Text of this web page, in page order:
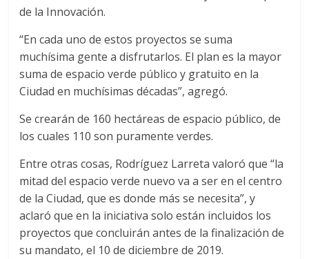
de la Innovación.
“En cada uno de estos proyectos se suma
muchísima gente a disfrutarlos. El plan es la mayor
suma de espacio verde público y gratuito en la
Ciudad en muchísimas décadas”, agregó.
Se crearán de 160 hectáreas de espacio público, de
los cuales 110 son puramente verdes.
Entre otras cosas, Rodríguez Larreta valoró que “la
mitad del espacio verde nuevo va a ser en el centro
de la Ciudad, que es donde más se necesita”, y
aclaró que en la iniciativa solo están incluidos los
proyectos que concluirán antes de la finalización de
su mandato, el 10 de diciembre de 2019.